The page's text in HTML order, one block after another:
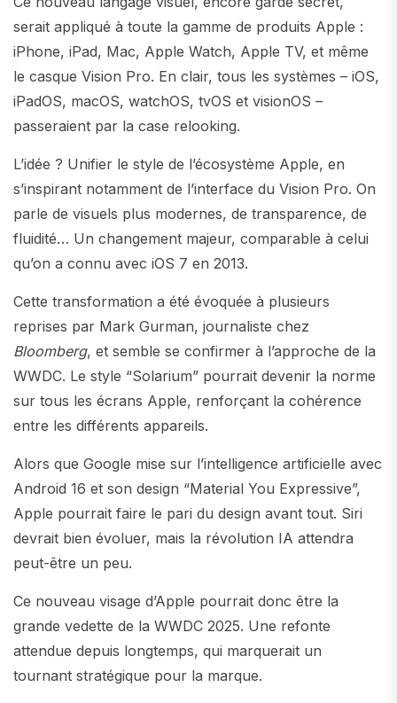
serait appliqué à toute la gamme de produits Apple :
iPhone, iPad, Mac, Apple Watch, Apple TV, et même
le casque Vision Pro. En clair, tous les systèmes – iOS,
iPadOS, macOS, watchOS, tvOS et visionOS –
passeraient par la case relooking.
L’idée ? Unifier le style de l’écosystème Apple, en
s’inspirant notamment de l’interface du Vision Pro. On
parle de visuels plus modernes, de transparence, de
fluidité… Un changement majeur, comparable à celui
qu’on a connu avec iOS 7 en 2013.
Cette transformation a été évoquée à plusieurs
reprises par Mark Gurman, journaliste chez
Bloomberg, et semble se confirmer à l’approche de la
WWDC. Le style “Solarium” pourrait devenir la norme
sur tous les écrans Apple, renforçant la cohérence
entre les différents appareils.
Alors que Google mise sur l’intelligence artificielle avec
Android 16 et son design “Material You Expressive”,
Apple pourrait faire le pari du design avant tout. Siri
devrait bien évoluer, mais la révolution IA attendra
peut-être un peu.
Ce nouveau visage d’Apple pourrait donc être la
grande vedette de la WWDC 2025. Une refonte
attendue depuis longtemps, qui marquerait un
tournant stratégique pour la marque.